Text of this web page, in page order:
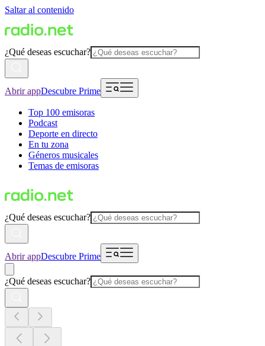
Saltar al contenido
¿Qué deseas escuchar?
Abrir appDescubre Prime
Top 100 emisoras
Podcast
Deporte en directo
En tu zona
Géneros musicales
Temas de emisoras
¿Qué deseas escuchar?
Abrir appDescubre Prime
¿Qué deseas escuchar?